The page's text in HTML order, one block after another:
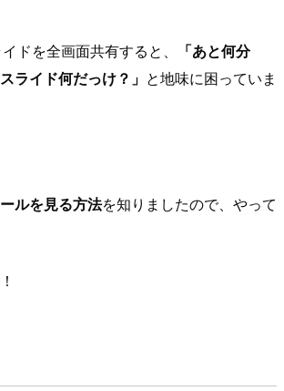
ドを全画面共有すると、
「あと何分
ライド何だっけ？」 と地味に困っていま
ルを見る方法を知りましたので、やって